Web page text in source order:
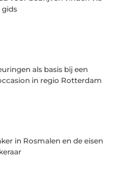
gids
als basis bij een
in regio Rotterdam
in Rosmalen en de eisen